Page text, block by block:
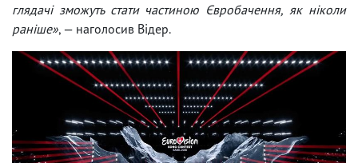
глядачі зможуть стати частиною Євробачення, як ніколи
раніше», — наголосив Відер.